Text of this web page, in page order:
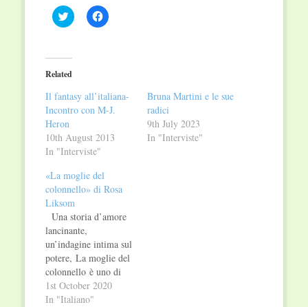
Click
to
(Opens
in
new
Click
to
Related
Il fantasy all’italiana-
Incontro con M-J.
Heron
10th August 2013
In "Interviste"
Bruna Martini e le sue
radici
9th July 2023
In "Interviste"
«La moglie del
colonnello» di Rosa
Liksom
Una storia d’amore
lancinante,
un’indagine intima sul
potere, La moglie del
colonnello è uno di
quei romanzi che,
terribili nella loro
1st October 2020
In "Italiano"